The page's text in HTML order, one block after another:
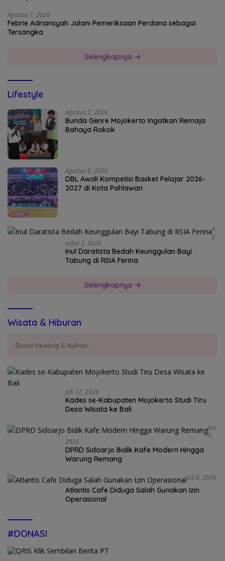
Agustus 7, 2026
Febrie Adriansyah Jalani Pemeriksaan Perdana sebagai
Tersangka
Selengkapnya
Lifestyle
Agustus 7, 2026
Bunda Genre Mojokerto Ingatkan Remaja
Bahaya Rokok
Agustus 6, 2026
DBL Awali Kompetisi Basket Pelajar 2026-
2027 di Kota Pahlawan
A
G
Ustus 2, 2026
Inul Daratista Bedah Keunggulan Bayi
Tabung di RSIA Ferina
Selengkapnya
Wisata & Hiburan
Dunia Healing & Kuliner
Juli 17, 2026
Kades se-Kabupaten Mojokerto Studi Tiru
Desa Wisata ke Bali
Juli
6,
2026
DPRD Sidoarjo Bidik Kafe Modern Hingga
Warung Remang
Juli 6, 2026
Atlantis Cafe Diduga Salah Gunakan Izin
Operasional
#DONASI